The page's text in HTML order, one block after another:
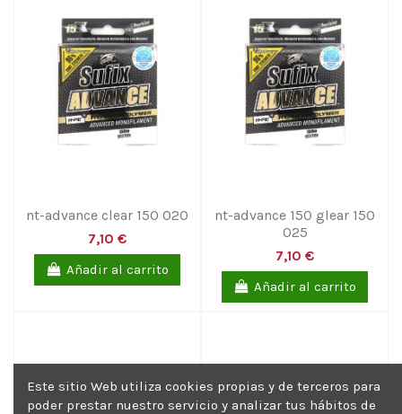
nt-advance clear 150 020
7,10 €
Añadir al carrito
nt-advance 150 glear 150
025
7,10 €
Añadir al carrito
Este sitio Web utiliza cookies propias y de terceros para
poder prestar nuestro servicio y analizar tus hábitos de